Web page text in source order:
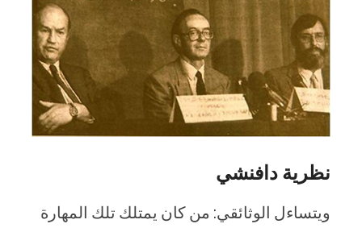
نظرية دافنشي
ويتساءل الوثائقي: من كان يمتلك تلك المهارة